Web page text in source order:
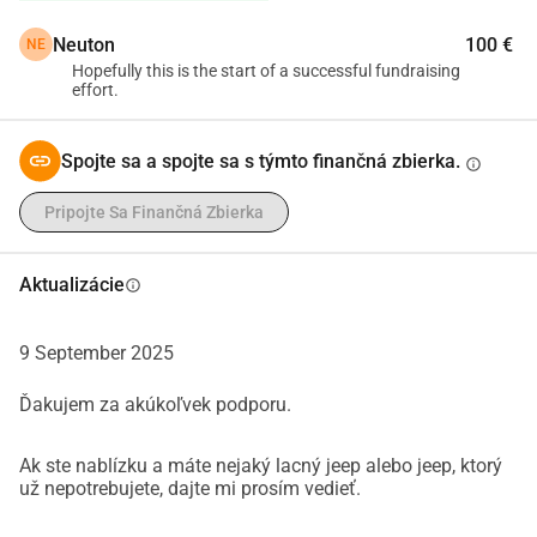
podelím o tipy a postrehy! Môžete sledovať moju cestu na
mojom YouTube kanáli, Off Grid Living Bulgaria, kde
podpora znamená svet. Ďakujem, že mi pomáhate udržať
dobrodružstvo nažive!
NE Neuton 100 €
Hopefully this is the start of a successful fundraising
effort.
Spojte sa a spojte sa s týmto finančná zbierka. info
Pripojte Sa Finančná Zbierka
Aktualizácieinfo
9 September 2025
Ďakujem za akúkoľvek podporu.
Ak ste nablízku a máte nejaký lacný jeep alebo jeep, ktorý
už nepotrebujete, dajte mi prosím vedieť.